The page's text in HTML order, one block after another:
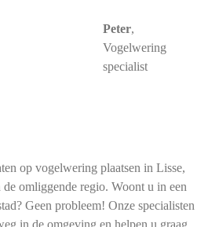
Peter,
Vogelwering
specialist
op vogelwering plaatsen in Lisse,
omliggende regio. Woont u in een
Geen probleem! Onze specialisten
in de omgeving en helpen u graag